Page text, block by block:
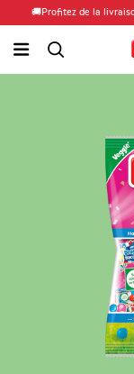
🚚Profitez de la
link.header.menu.label